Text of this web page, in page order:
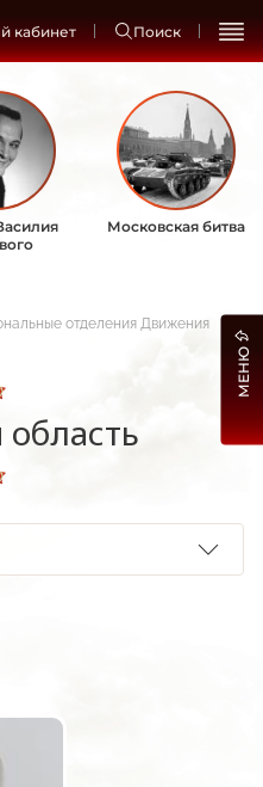
кабинет Поиск
Московская битва
отделения Движения
область
МЕНЮ